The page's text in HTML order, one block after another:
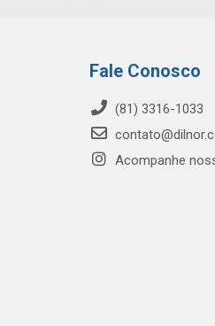
Fale Conosco
(81) 3316-1033
Acompanhe